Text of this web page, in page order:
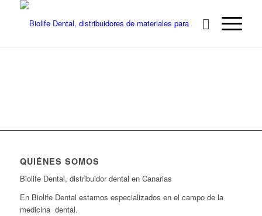
QUIÉNES SOMOS
Biolife Dental, distribuidor dental en Canarias
En Biolife Dental estamos especializados en el campo de la
medicina dental.